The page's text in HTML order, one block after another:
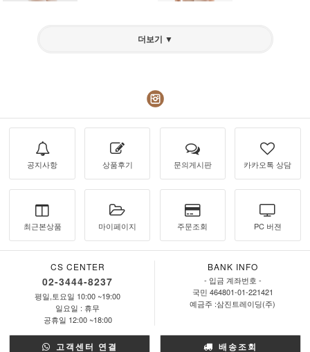
더보기 ▼
공지사항 상품후기 문의게시판 카카오톡 상담
최근본상품 마이페이지 주문조회 PC 버젼
CS CENTER
02-3444-8237
평일,토요일 10:00 ~19:00
일요일 : 휴무
공휴일 12:00 ~18:00
BANK INFO
- 입금 계좌번호 -
국민 464801-01-221421
예금주 :삼진트레이딩(주)
고객센터 연결 배송조회